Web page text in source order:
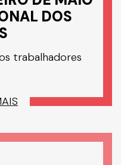
DOS
trabalhadores